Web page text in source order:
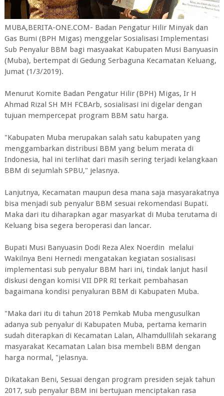
MUBA,BERITA-ONE.COM- Badan Pengatur Hilir Minyak dan
Gas Bumi (BPH Migas) menggelar Sosialisasi Implementasi
Sub Penyalur BBM bagi masyaakat Kabupaten Musi Banyuasin
(Muba), bertempat di Gedung Serbaguna Kecamatan Keluang,
Jumat (1/3/2019).
Menurut Komite Badan Pengatur Hilir (BPH) Migas, Ir H
Ahmad Rizal SH MH FCBArb, sosialisasi ini digelar dengan
tujuan mempercepat program BBM satu harga.
"Kabupaten Muba merupakan salah satu kabupaten yang
menggambarkan distribusi BBM yang belum merata di
Indonesia, hal ini terlihat dari masih sering terjadi kelangkaan
BBM di sejumlah SPBU," jelasnya.
Lanjutnya, Kecamatan maupun desa mana saja masyarakatnya
bisa menjadi sub penyalur BBM sesuai rekomendasi Bupati.
Maka dari itu diharapkan agar masyarkat di Muba terutama di
Keluang bisa segera beroperasi dan lancar.
Bupati Musi Banyuasin Dodi Reza Alex Noerdin melalui
Wakilnya Beni Hernedi mengatakan kegiatan sosialisasi
implementasi sub penyalur BBM hari ini, tindak lanjut hasil
diskusi dengan komisi VII DPR RI terkait pembahasan
bagaimana kondisi penyaluran BBM di Kabupaten Muba.
"Maka dari itu di tahun 2018 Pemkab Muba mengusulkan
adanya sub penyalur di Kabupaten Muba, pertama kemarin
sudah diterapkan di Kecamatan Lalan, Alhamdullilah sekarang
masyarakat Kecamatan Lalan bisa membeli BBM dengan
harga normal, "jelasnya.
Dikatakan Beni, Sesuai dengan program presiden sejak tahun
2017, sub penyalur BBM ini bertujuan menciptakan rasa